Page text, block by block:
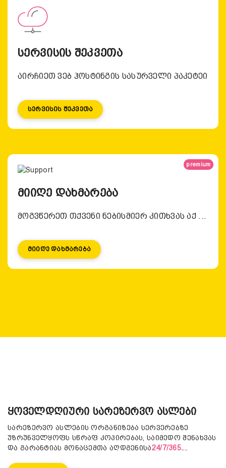
სერვისის შეკვეთა
აირჩიეთ ვებ ჰოსტინგის სასურველი პაკეტეი
Სერვისის Შეკვეთა
premium
მიიღე დახმარება
მოგვწერეთ თქვენი ნებისმიერ კითხვას აქ ...
Მიიღე Დახმარება
ყოველდღიური სარეზერვო ასლები
სარეზერვო ასლების ორგანიზება სერვერებზე
უზრუნველყოფს სწრაფ კოპირებას, საიმედო შენახვას
და გარანტიას მონაცემთა აღდგენისა24/7/365.